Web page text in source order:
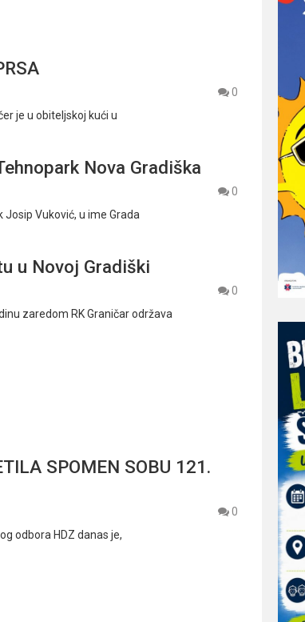
0
je u obiteljskoj kući u
Nova Gradiška
0
Josip Vuković, u ime Grada
u Novoj Gradiški
0
zaredom RK Graničar održava
SPOMEN SOBU 121.
0
odbora HDZ danas je,